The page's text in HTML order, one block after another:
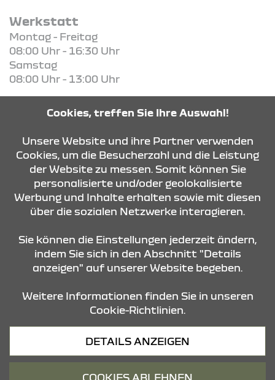
Werkstatt
Montag - Freitag
08:00 Uhr - 16:30 Uhr
Samstag
08:00 Uhr - 13:00 Uhr
KONTAKT & ANFAHRT
ÖFFNUNGSZEITEN
STANDORTE
Cookies, treffen Sie Ihre Auswahl!
Unsere Website und ihre Partner verwenden
Cookies, um die Besucherzahl und die Leistung
der Website zu messen. Somit können Sie
personalisierte und/oder geolokalisierte
Werbung und Inhalte erhalten sowie mit diesen
über die sozialen Netzwerke interagieren.
Sie können die Einstellungen jederzeit ändern,
indem Sie sich in den Abschnitt "Details
anzeigen" auf unserer Website begeben.
Weitere Informationen finden Sie in unseren
Cookie-Richtlinien.
DETAILS ANZEIGEN
COOKIES ABLEHNEN